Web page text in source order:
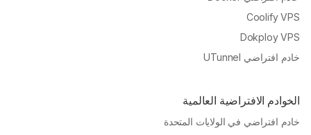
Coolify VPS
Dokploy VPS
خادم افتراضي UTunnel
الخوادم الافتراضية العالمية
خادم افتراضي في الولايات المتحدة